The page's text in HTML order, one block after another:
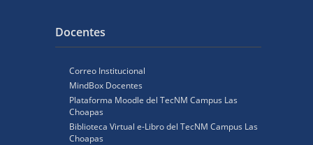
Docentes
Correo Institucional
MindBox Docentes
Plataforma Moodle del TecNM Campus Las
Choapas
Biblioteca Virtual e-Libro del TecNM Campus Las
Choapas